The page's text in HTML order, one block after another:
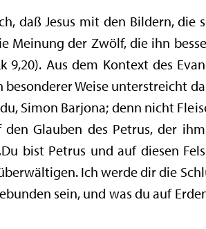
daß Jesus mit den Bildern,
Meinung der Zwölf, die ihn
9,20). Aus dem Kontext des
Weise unterstreicht
Simon Barjona; denn nicht
Glauben des Petrus, der
bist Petrus und auf diesen
Ich werde dir die
sein, und was du auf